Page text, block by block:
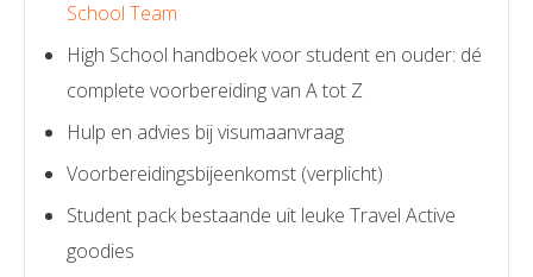
School Team
High School handboek voor student en ouder: dé
complete voorbereiding van A tot Z
Hulp en advies bij visumaanvraag
Voorbereidingsbijeenkomst (verplicht)
Student pack bestaande uit leuke Travel Active
goodies